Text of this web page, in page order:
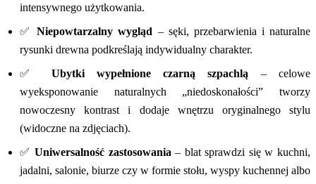
intensywnego użytkowania.
✅Niepowtarzalny wygląd – sęki, przebarwienia i naturalne
rysunki drewna podkreślają indywidualny charakter.
✅ Ubytki wypełnione czarną szpachlą – celowe
wyeksponowanie naturalnych „niedoskonałości” tworzy
nowoczesny kontrast i dodaje wnętrzu oryginalnego stylu
(widoczne na zdjęciach).
✅Uniwersalność zastosowania – blat sprawdzi się w kuchni,
jadalni, salonie, biurze czy w formie stołu, wyspy kuchennej albo